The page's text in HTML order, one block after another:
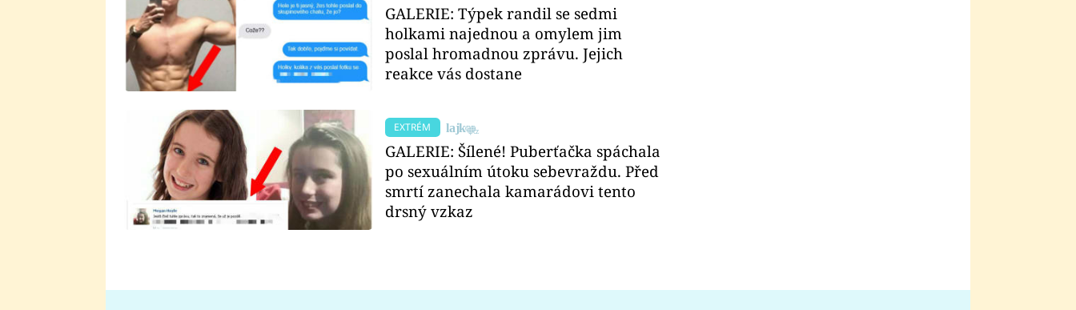
GALERIE: Týpek randil se sedmi
holkami najednou a omylem jim
poslal hromadnou zprávu. Jejich
reakce vás dostane
EXTRÉM
GALERIE: Šílené! Puberťačka spáchala
po sexuálním útoku sebevraždu. Před
smrtí zanechala kamarádovi tento
drsný vzkaz